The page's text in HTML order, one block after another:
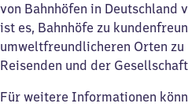
von Bahnhöfen in
ist es, Bahnhöfe zu
umweltfreundlicheren Orten
Reisenden und der
Für weitere Informationen